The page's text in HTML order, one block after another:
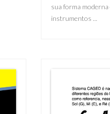
sua forma
instrumentos ...